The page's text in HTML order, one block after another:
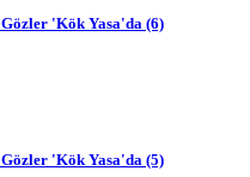
'Kök Yasa'da (6)
'Kök Yasa'da (5)